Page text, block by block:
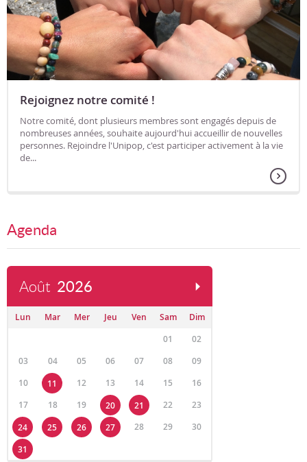
Rejoignez notre comité !
Notre comité, dont plusieurs membres sont engagés depuis de
nombreuses années, souhaite aujourd'hui accueillir de nouvelles
personnes. Rejoindre l'Unipop, c'est participer activement à la vie
de...
Agenda
Août 2026
Lun Mar Mer Jeu Ven Sam
Dim
01
02
03
04 05 06 07 08
09
10
11 12 13 14 15
16
17
18 19 20 21 22
23
24
25 26 27 28 29
30
31